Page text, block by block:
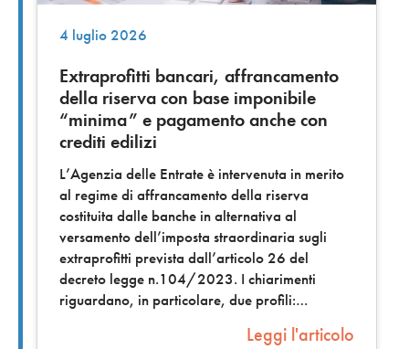
4 luglio 2026
Extraprofitti bancari, affrancamento
della riserva con base imponibile
“minima” e pagamento anche con
crediti edilizi
L’Agenzia delle Entrate è intervenuta in merito
al regime di affrancamento della riserva
costituita dalle banche in alternativa al
versamento dell’imposta straordinaria sugli
extraprofitti prevista dall’articolo 26 del
decreto legge n.104/2023. I chiarimenti
riguardano, in particolare, due profili:
Leggi l'articolo